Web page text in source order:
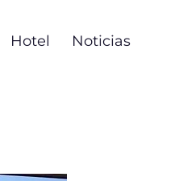
Hotel Noticias